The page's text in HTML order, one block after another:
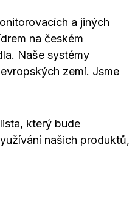
a jiných
na českém
Naše systémy
zemí. Jsme
který bude
našich produktů,